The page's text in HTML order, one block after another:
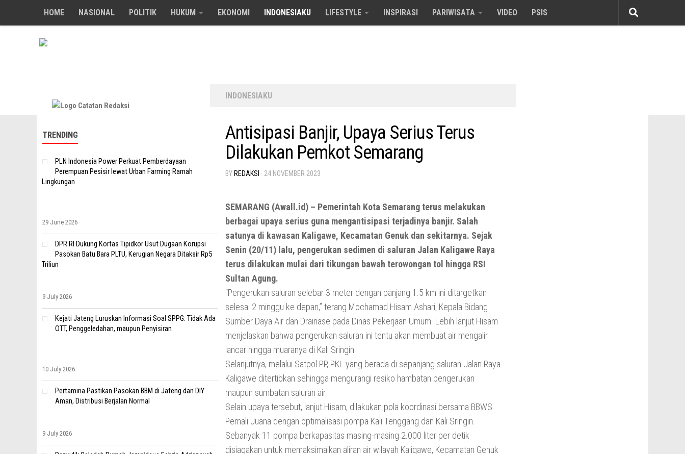
Skip to content
HOME NASIONAL POLITIK HUKUM EKONOMI INDONESIAKU LIFESTYLE INSPIRASI PARIWISATA VIDEO PSIS
INDONESIAKU
Antisipasi Banjir, Upaya Serius Terus
Dilakukan Pemkot Semarang
BY REDAKSI · 24 NOVEMBER 2023
SEMARANG (Awall.id) – Pemerintah Kota Semarang terus melakukan
berbagai upaya serius guna mengantisipasi terjadinya banjir. Salah
satunya di kawasan Kaligawe, Kecamatan Genuk dan sekitarnya. Sejak
Senin (20/11) lalu, pengerukan sedimen di saluran Jalan Kaligawe Raya
terus dilakukan mulai dari tikungan bawah terowongan tol hingga RSI
Sultan Agung.
“Pengerukan saluran selebar 3 meter dengan panjang 1.5 km ini ditargetkan
selesai 2 minggu ke depan,” terang Mochamad Hisam Ashari, Kepala Bidang
Sumber Daya Air dan Drainase pada Dinas Pekerjaan Umum. Lebih lanjut Hisam
menjelaskan bahwa pengerukan saluran ini tentu akan membuat air mengalir
lancar hingga muaranya di Kali Sringin.
Selanjutnya, melalui Satpol PP, PKL yang berada di sepanjang saluran Jalan Raya
Kaligawe ditertibkan sehingga mengurangi resiko hambatan pengerukan
maupun sumbatan saluran air.
Selain upaya tersebut, lanjut Hisam, dilakukan pola koordinasi bersama BBWS
Pemali Juana dengan optimalisasi pompa Kali Tenggang dan Kali Sringin.
Sebanyak 11 pompa berkapasitas masing-masing 2.000 liter per detik
disiagakan untuk memaksimalkan aliran air wilayah Kaligawe, Kecamatan Genuk
TRENDING
PLN Indonesia Power Perkuat Pemberdayaan
Perempuan Pesisir lewat Urban Farming Ramah
Lingkungan
29 June 2026
DPR RI Dukung Kortas Tipidkor Usut Dugaan Korupsi
Pasokan Batu Bara PLTU, Kerugian Negara Ditaksir Rp5
Triliun
9 July 2026
Kejati Jateng Luruskan Informasi Soal SPPG: Tidak Ada
OTT, Penggeledahan, maupun Penyisiran
10 July 2026
Pertamina Pastikan Pasokan BBM di Jateng dan DIY
Aman, Distribusi Berjalan Normal
9 July 2026